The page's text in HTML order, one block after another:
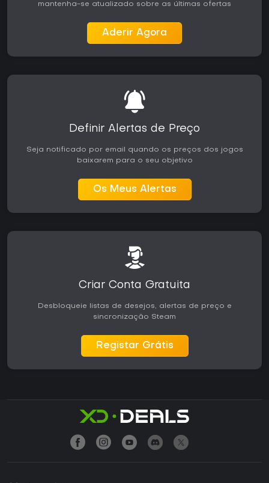
mantenha-se atualizado sobre as últimas ofertas
Aderir Agora
Definir Alertas de Preço
Seja notificado por email quando os preços dos jogos
baixarem para o seu objetivo
Os Meus Alertas
Criar Conta Gratuita
Desbloqueie listas de desejos, alertas de preço e
sincronização Steam
Registar Grátis